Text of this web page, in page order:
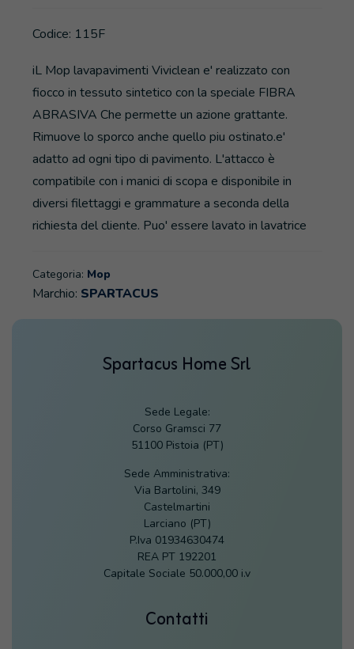
Codice: 115F
iL Mop lavapavimenti Viviclean e' realizzato con
fiocco in tessuto sintetico con la speciale FIBRA
ABRASIVA Che permette un azione grattante.
Rimuove lo sporco anche quello piu ostinato.e'
adatto ad ogni tipo di pavimento. L'attacco è
compatibile con i manici di scopa e disponibile in
diversi filettaggi e grammature a seconda della
richiesta del cliente. Puo' essere lavato in lavatrice
Categoria: Mop
Marchio: SPARTACUS
Spartacus Home Srl
Sede Legale:
Corso Gramsci 77
51100 Pistoia (PT)
Sede Amministrativa:
Via Bartolini, 349
Castelmartini
Larciano (PT)
P.Iva 01934630474
REA PT 192201
Capitale Sociale 50.000,00 i.v
Contatti